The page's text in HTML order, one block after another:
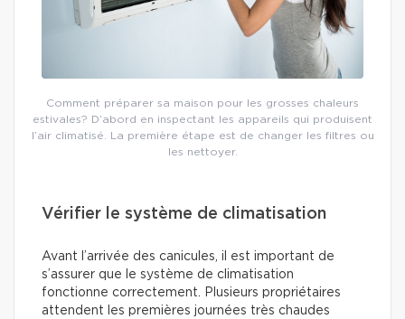
Comment préparer sa maison pour les grosses chaleurs
estivales? D’abord en inspectant les appareils qui produisent
l’air climatisé. La première étape est de changer les filtres ou
les nettoyer.
Vérifier le système de climatisation
Avant l’arrivée des canicules, il est important de
s’assurer que le système de climatisation
fonctionne correctement. Plusieurs propriétaires
attendent les premières journées très chaudes